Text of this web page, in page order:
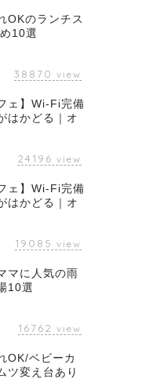
OKのランチス
10選
38870 view
ェ】Wi-Fi完備
はかどる｜オ
24196 view
ェ】Wi-Fi完備
はかどる｜オ
19085 view
マに人気の雨
10選
16762 view
OK/ベビーカ
ツ変え台あり